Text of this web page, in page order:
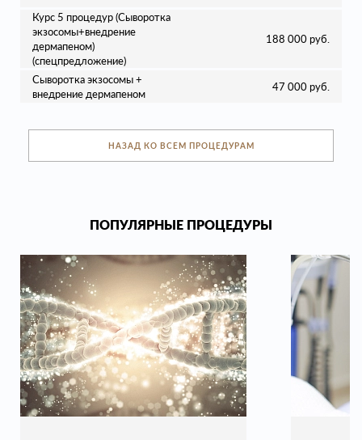
Курс 5 процедур (Сыворотка
экзосомы+внедрение
дермапеном)
(спецпредложение)
188 000 руб.
Сыворотка экзосомы +
внедрение дермапеном
47 000 руб.
НАЗАД КО ВСЕМ ПРОЦЕДУРАМ
ПОПУЛЯРНЫЕ ПРОЦЕДУРЫ